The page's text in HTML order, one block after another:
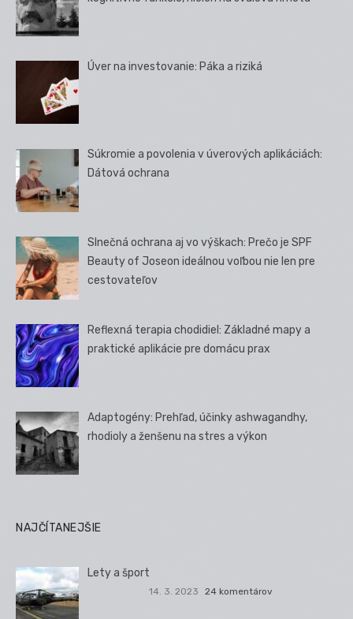
Úver na investovanie: Páka a riziká
Súkromie a povolenia v úverových aplikáciách:
Dátová ochrana
Slnečná ochrana aj vo výškach: Prečo je SPF
Beauty of Joseon ideálnou voľbou nie len pre
cestovateľov
Reflexná terapia chodidiel: Základné mapy a
praktické aplikácie pre domácu prax
Adaptogény: Prehľad, účinky ashwagandhy,
rhodioly a ženšenu na stres a výkon
NAJČÍTANEJŠIE
Lety a šport
14. 3. 2023 24 komentárov